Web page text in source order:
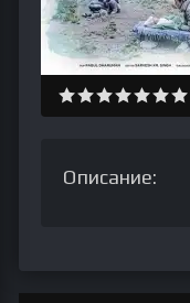
Описание: